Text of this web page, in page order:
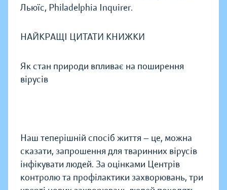
Льюїс, Philadelphia Inquirer.
НАЙКРАЩІ ЦИТАТИ КНИЖКИ
Як стан природи впливає на поширення
вірусів
Наш теперішній спосіб життя — це, можна
сказати, запрошення для тваринних вірусів
інфікувати людей. За оцінками Центрів
контролю та профілактики захворювань, три